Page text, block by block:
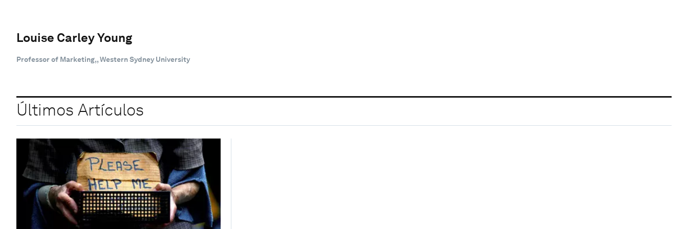
Louise Carley Young
Professor of Marketing,, Western Sydney University
Últimos Artículos